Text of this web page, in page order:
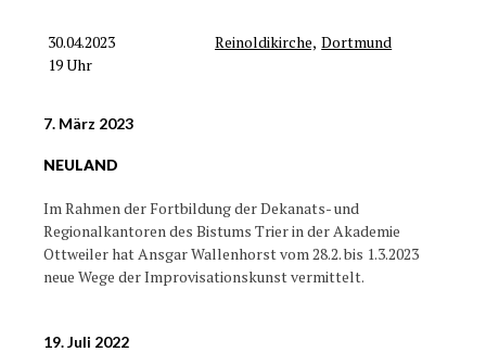
30.04.2023
19 Uhr
Reinoldikirche, Dortmund
7. März 2023
NEULAND
Im Rahmen der Fortbildung der Dekanats- und
Regionalkantoren des Bistums Trier in der Akademie
Ottweiler hat Ansgar Wallenhorst vom 28.2. bis 1.3.2023
neue Wege der Improvisationskunst vermittelt.
19. Juli 2022